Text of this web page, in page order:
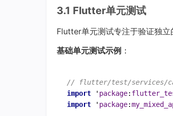
3.1 Flutter单元测试
Flutter单元测试专注于验证独立
基础单元测试示例 ：
// flutter/test/services/
import ' package:
import ' package: